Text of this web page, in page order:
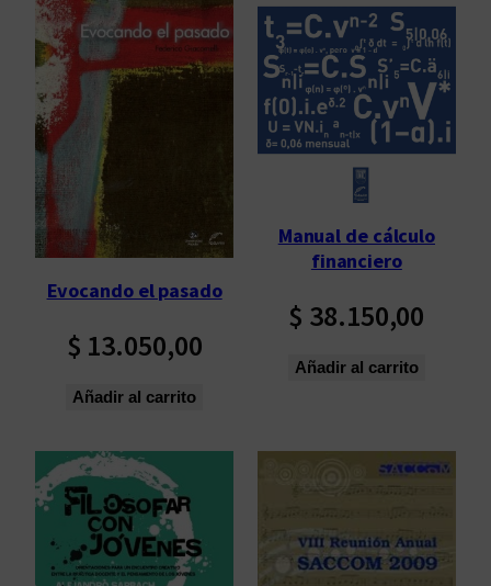
Evocando el pasado
$ 13.050,00
Añadir al carrito
Manual de cálculo
financiero
$ 38.150,00
Añadir al carrito